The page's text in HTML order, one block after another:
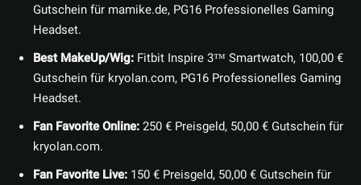
Gutschein für mamike.de, PG16 Professionelles Gaming
Headset.
Best MakeUp/Wig: Fitbit Inspire 3™ Smartwatch, 100,00 €
Gutschein für kryolan.com, PG16 Professionelles Gaming
Headset.
Fan Favorite Online:250 € Preisgeld, 50,00 € Gutschein für
kryolan.com.
Fan Favorite Live: 150 € Preisgeld, 50,00 € Gutschein für